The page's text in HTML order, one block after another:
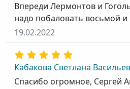
Впереди Лермонтов и
надо побаловать восьмой и
19.02.2022
Кабакова Светлана
Спасибо огромное, Сергей